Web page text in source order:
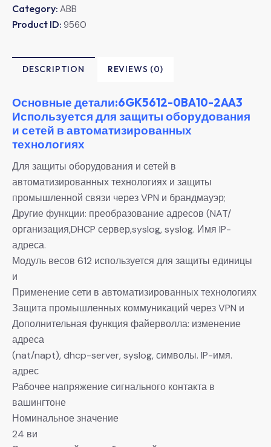
Category: ABB
Product ID: 9560
DESCRIPTION REVIEWS (0)
Основные детали:6GK5612-0BA10-2AA3
Используется для защиты оборудования
и сетей в автоматизированных
технологиях
Для защиты оборудования и сетей в
автоматизированных технологиях и защиты
промышленной связи через VPN и брандмауэр;
Другие функции: преобразование адресов (NAT/
организация,DHCP сервер,syslog, syslog. Имя IP-
адреса.
Модуль весов 612 используется для защиты единицы
и
Применение сети в автоматизированных технологиях
Защита промышленных коммуникаций через VPN и
Дополнительная функция файерволла: изменение
адреса
(nat/napt), dhcp-server, syslog, символы. IP-имя.
адрес
Рабочее напряжение сигнального контакта в
вашингтоне
Номинальное значение
24 ви